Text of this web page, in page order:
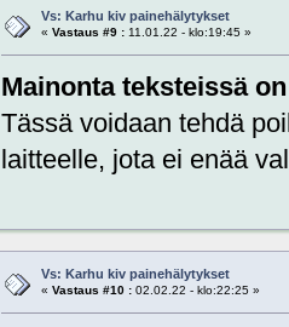
Vs: Karhu kiv painehälytykset
« Vastaus #9 :11.01.22 - klo:19:45 »
Mainonta teksteissä
Tässä voidaan tehdä
laitteelle, jota ei enää
Vs: Karhu kiv painehälytykset
« Vastaus #10 :02.02.22 - klo:22:25 »